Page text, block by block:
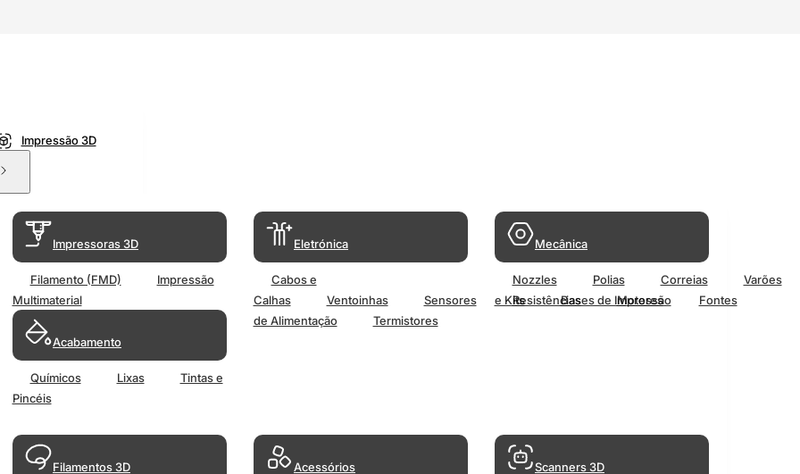
Impressão 3D
Impressoras 3D
Filamento (FMD)
Impressão
Multimaterial
Acabamento
Químicos Lixas
Tintas e
Pincéis
Eletrónica
Cabos e
Calhas
Ventoinhas Sensores Resistências Motores
Fontes
de Alimentação
Termistores
Mecânica
Nozzles Polias Correias
Varões
e Kits
Bases de Impressão
Filamentos 3D Acessórios Scanners 3D